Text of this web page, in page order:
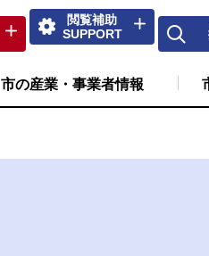
閲覧補助
SUPPORT
市の産業・事業者情報